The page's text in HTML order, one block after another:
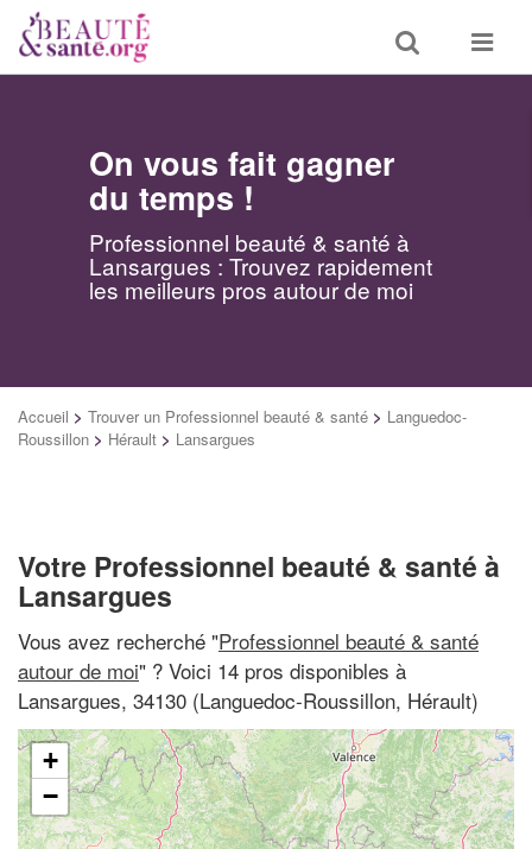
Toggle
search
Toggle
On vous fait gagner
du temps !
Professionnel beauté & santé à
Lansargues : Trouvez rapidement
les meilleurs pros autour de moi
Accueil > Trouver un Professionnel beauté & santé > Languedoc-
Roussillon > Hérault > Lansargues
Votre Professionnel beauté & santé à
Lansargues
Vous avez recherché "Professionnel beauté & santé
autour de moi" ? Voici 14 pros disponibles à
Lansargues, 34130 (Languedoc-Roussillon, Hérault)
+
−